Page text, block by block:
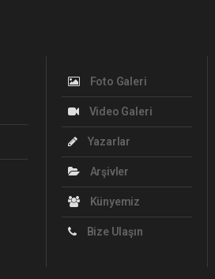
Foto Galeri
Video Galeri
Yazarlar
Arşivler
Künyemiz
Bize Ulaşın